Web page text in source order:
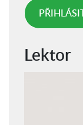
Lektor